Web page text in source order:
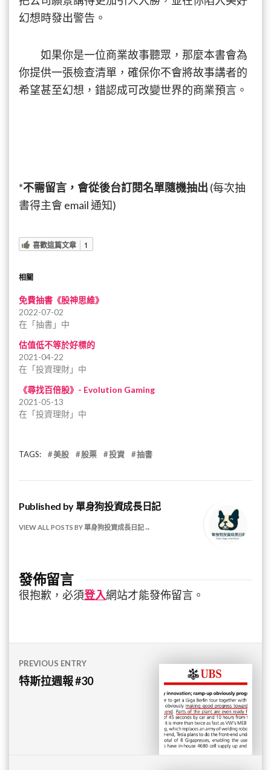
幻想時發出警告。
如果你是一位商業故事聽眾，那麼本書會為
你提供一張檢查清單，確保你不會將故事講者的
希望甚至幻想，錯認成可改變世界的商業預言。
*不需留言，會從後台訂閱名單隨機抽出 (每次抽
書得主會 email 通知)
喜歡這篇文章 1
相關
免費抽書《股神思維》
2022-07-02
在「抽書」中
估值低不等於好標的
2021-04-22
在「投資理財」中
《尋找百倍股》- Evolution Gaming
2021-05-13
在「投資理財」中
TAGS: 美股 股票 投資 抽書
Published by 單身狗投資成長日記
VIEW ALL POSTS BY 單身狗投資成長日記
發佈留言
很抱歉，必須登入網站才能發佈留言。
文
章
PREVIOUS ENTRY
特斯拉週報 #30